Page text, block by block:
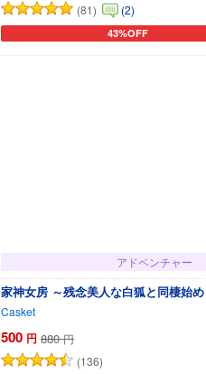
(81)
(2)
43%OFF
カートに追加
アドベンチャー
家神女房 ～残念美人な白狐と同棲始
Casket
500 円 880 円
(136)